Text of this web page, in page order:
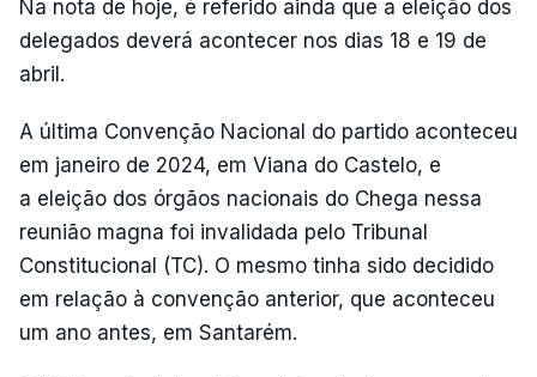
Na nota de hoje, é referido ainda que a eleição dos
delegados deverá acontecer nos dias 18 e 19 de
abril.
A última Convenção Nacional do partido aconteceu
em janeiro de 2024, em Viana do Castelo, e
a eleição dos órgãos nacionais do Chega nessa
reunião magna foi invalidada pelo Tribunal
Constitucional (TC). O mesmo tinha sido decidido
em relação à convenção anterior, que aconteceu
um ano antes, em Santarém.